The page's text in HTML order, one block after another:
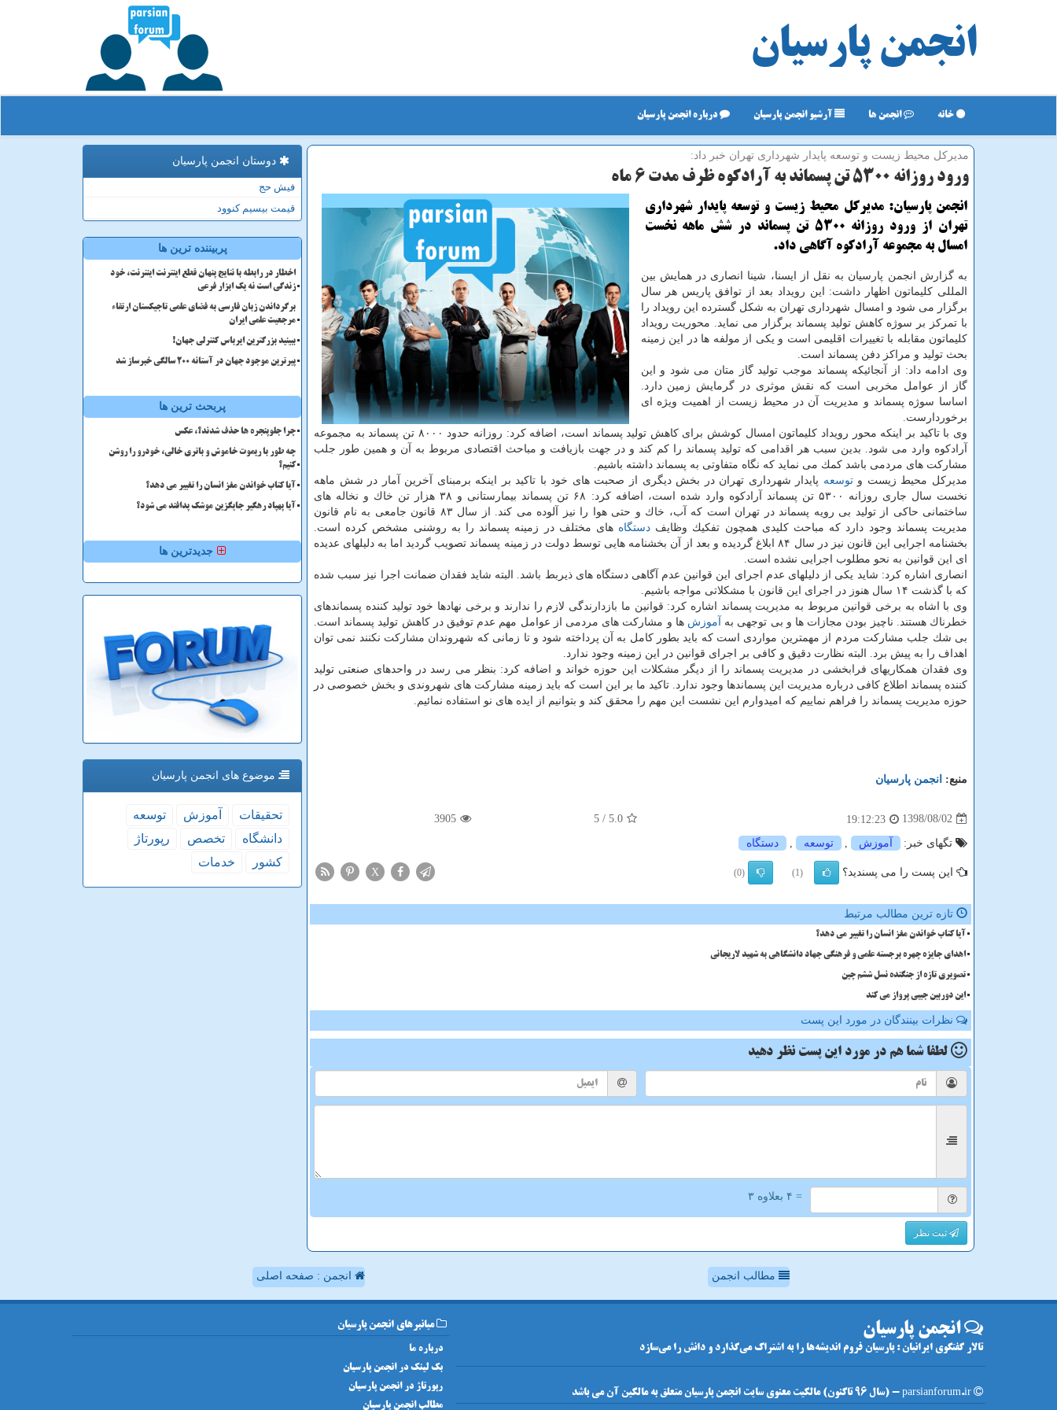
انجمن پارسیان
خانه انجمن ها آرشیو انجمن پارسیان درباره انجمن پارسیان
مدیركل محیط زیست و توسعه پایدار شهرداری تهران خبر داد:
ورود روزانه ۵۳۰۰ تن پسماند به آرادكوه ظرف مدت ۶ ماه
انجمن پارسیان: مدیركل محیط زیست و توسعه پایدار شهرداری
تهران از ورود روزانه 5300 تن پسماند در شش ماهه نخست
امسال به مجموعه آرادكوه آگاهی داد.
به گزارش انجمن پارسیان به نقل از ایسنا، شینا انصاری در همایش بین
المللی كلیماتون اظهار داشت: این رویداد بعد از توافق پاریس هر سال
برگزار می شود و امسال شهرداری تهران به شكل گسترده این رویداد را
با تمركز بر سوژه كاهش تولید پسماند برگزار می نماید. محوریت رویداد
كلیماتون مقابله با تغییرات اقلیمی است و یكی از مولفه ها در این زمینه
بحث تولید و مراكز دفن پسماند است.
وی ادامه داد: از آنجائیكه پسماند موجب تولید گاز متان می شود و این
گاز از عوامل مخربی است كه نقش موثری در گرمایش زمین دارد.
اساسا سوژه پسماند و مدیریت آن در محیط زیست از اهمیت ویژه ای
برخوردارست.
وی با تاكید بر اینكه محور رویداد كلیماتون امسال كوشش برای كاهش تولید پسماند است، اضافه كرد: روزانه حدود ۸۰۰۰ تن پسماند به مجموعه
آرادكوه وارد می شود. بدین سبب هر اقدامی كه تولید پسماند را كم كند و در جهت بازیافت و مباحث اقتصادی مربوط به آن و همین طور جلب
مشاركت های مردمی باشد كمك می نماید كه نگاه متفاوتی به پسماند داشته باشیم.
مدیركل محیط زیست وتوسعه پایدار شهرداری تهران در بخش دیگری از صحبت های خود با تاكید بر اینكه برمبنای آخرین آمار در شش ماهه
نخست سال جاری روزانه ۵۳۰۰ تن پسماند آرادكوه وارد شده است، اضافه كرد: ۶۸ تن پسماند بیمارستانی و ۳۸ هزار تن خاك و نخاله های
ساختمانی حاكی از تولید بی رویه پسماند در تهران است كه آب، خاك و حتی هوا را نیز آلوده می كند. از سال ۸۳ قانون جامعی به نام قانون
مدیریت پسماند وجود دارد كه مباحث كلیدی همچون تفكیك وظایف دستگاه های مختلف در زمینه پسماند را به روشنی مشخص كرده است.
بخشنامه اجرایی این قانون نیز در سال ۸۴ ابلاغ گردیده و بعد از آن بخشنامه هایی توسط دولت در زمینه پسماند تصویب گردید اما به دلیلهای عدیده
ای این قوانین به نحو مطلوب اجرایی نشده است.
انصاری اشاره كرد: شاید یكی از دلیلهای عدم اجرای این قوانین عدم آگاهی دستگاه های ذیربط باشد. البته شاید فقدان ضمانت اجرا نیز سبب شده
كه با گذشت ۱۴ سال هنوز در اجرای این قانون با مشكلاتی مواجه باشیم.
وی با اشاه به برخی قوانین مربوط به مدیریت پسماند اشاره كرد: قوانین ما بازدارندگی لازم را ندارند و برخی نهادها خود تولید كننده پسماندهای
خطرناك هستند. ناچیز بودن مجازات ها و بی توجهی به
آموزش ها و مشاركت های مردمی از عوامل مهم عدم توفیق در كاهش تولید پسماند است.
بی شك جلب مشاركت مردم از مهمترین مواردی است كه باید بطور كامل به آن پرداخته شود و تا زمانی كه شهروندان مشاركت نكنند نمی توان
اهداف را به پیش برد. البته نظارت دقیق و كافی بر اجرای قوانین در این زمینه وجود ندارد.
وی فقدان همكاریهای فرابخشی در مدیریت پسماند را از دیگر مشكلات این حوزه خواند و اضافه كرد: بنظر می رسد در واحدهای صنعتی تولید
كننده پسماند اطلاع كافی درباره مدیریت این پسماندها وجود ندارد. تاكید ما بر این است كه باید زمینه مشاركت های شهروندی و بخش خصوصی در
حوزه مدیریت پسماند را فراهم نماییم كه امیدوارم این نشست این مهم را محقق كند و بتوانیم از ایده های نو استفاده نمائیم.
منبع: انجمن پارسیان
1398/08/02
19:12:23
5.0
/ 5
3905
تگهای خبر: آموزش توسعه دستگاه
این پست را می پسندید؟ (1)
(0)
X
تازه ترین مطالب مرتبط
آیا کتاب خواندن مغز انسان را تغییر می دهد؟
اهدای جایزه چهره برجسته علمی و فرهنگی جهاد دانشگاهی به شهید لاریجانی
تصویری تازه از جنگنده نسل ششم چین
این دوربین جیبی پرواز می کند
نظرات بینندگان در مورد این پست
لطفا شما هم در مورد این پست نظر دهید
= ۴ بعلاوه ۳
ثبت نظر
دوستان انجمن پارسیان
فیش حج
قیمت بیسیم کنوود
پربیننده ترین ها
اخطار در رابطه با نتایج پنهان قطع اینترنت اینترنت، خود
زندگی است نه یک ابزار فرعی
برگرداندن زبان فارسی به فضای علمی تاجیکستان ارتقاء
مرجعیت علمی ایران
ببینید بزرگترین ایرباس کنترلی جهان!
پیرترین موجود جهان در آستانه ۲۰۰ سالگی خبرساز شد
پربحث ترین ها
چرا جلوپنجره ها حذف شدند؟، عکس
چه طور با ریموت خاموش و باتری خالی، خودرو را روشن
کنیم؟
آیا کتاب خواندن مغز انسان را تغییر می دهد؟
آیا پهپاد رهگیر جایگزین موشک پدافند می شود؟
جدیدترین ها
موضوع های انجمن پارسیان
تحقیقات آموزش
توسعه
دانشگاه
تخصص
رپورتاژ
كشور
خدمات
مطالب انجمن انجمن : صفحه اصلی
انجمن پارسیان
تالار گفتگوی ایرانیان : پارسیان فروم اندیشه‌ها را به اشتراک می‌گذارد و دانش را می‌سازد
میانبرهای انجمن پارسیان
درباره ما
بک لینک در انجمن پارسیان
رپورتاژ در انجمن پارسیان
مطالب انجمن پارسیان